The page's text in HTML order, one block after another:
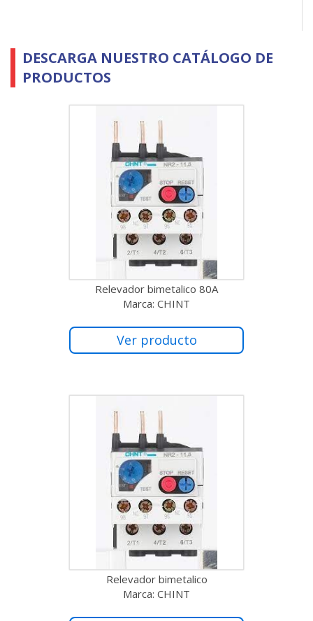
DESCARGA NUESTRO CATÁLOGO DE
PRODUCTOS
Relevador bimetalico 80A
Marca: CHINT
Ver producto
Relevador bimetalico
Marca: CHINT